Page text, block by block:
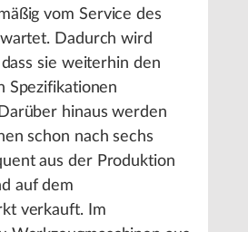
vom Service des
Dadurch wird
sie weiterhin den
Spezifikationen
hinaus werden
schon nach sechs
aus der Produktion
auf dem
verkauft. Im